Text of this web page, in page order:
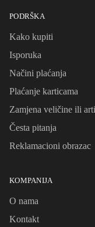
PODRŠKA
Kako kupiti
Isporuka
Načini plaćanja
Plaćanje karticama
Zamjena veličine ili
Česta pitanja
Reklamacioni obrazac
KOMPANIJA
O nama
Kontakt